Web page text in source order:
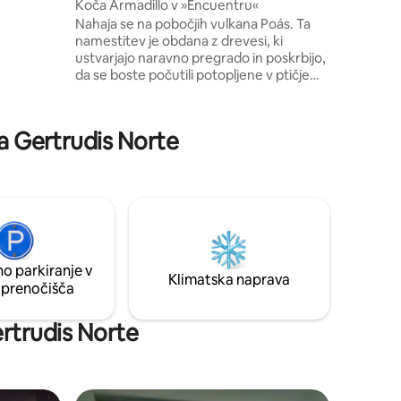
Koča Armadillo v »Encuentru«
Nahaja se na pobočjih vulkana Poás. Ta
namestitev je obdana z drevesi, ki
ustvarjajo naravno pregrado in poskrbijo,
da se boste počutili potopljene v ptičje
osebe, kar je odlično za družine in pare.
oddaljeno 40 minut vožnje.
Gertrudis Norte
parkiranje v
Klimatska naprava
Norte